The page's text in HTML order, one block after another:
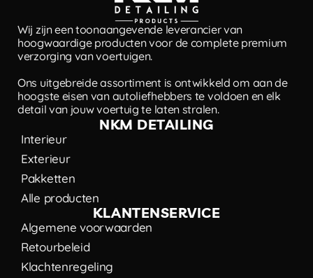
Wij zijn een toonaangevende leverancier van
hoogwaardige producten voor de complete premium
verzorging van voertuigen.
Ons uitgebreide assortiment is ontwikkeld om aan de
hoogste eisen van autoliefhebbers te voldoen en elk
detail van jouw voertuig te laten stralen.
NKM DETAILING
Interieur
Exterieur
Pakketten
Alle producten
KLANTENSERVICE
Algemene voorwaarden
Retourbeleid
Klachtenregeling